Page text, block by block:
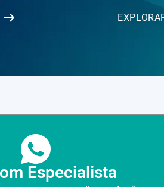
Especialista